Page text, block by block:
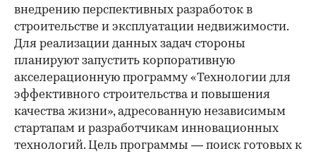
внедрению перспективных разработок в
строительстве и эксплуатации недвижимости.
Для реализации данных задач стороны
планируют запустить корпоративную
акселерационную программу «Технологии для
эффективного строительства и повышения
качества жизни», адресованную независимым
стартапам и разработчикам инновационных
технологий. Цель программы — поиск готовых к